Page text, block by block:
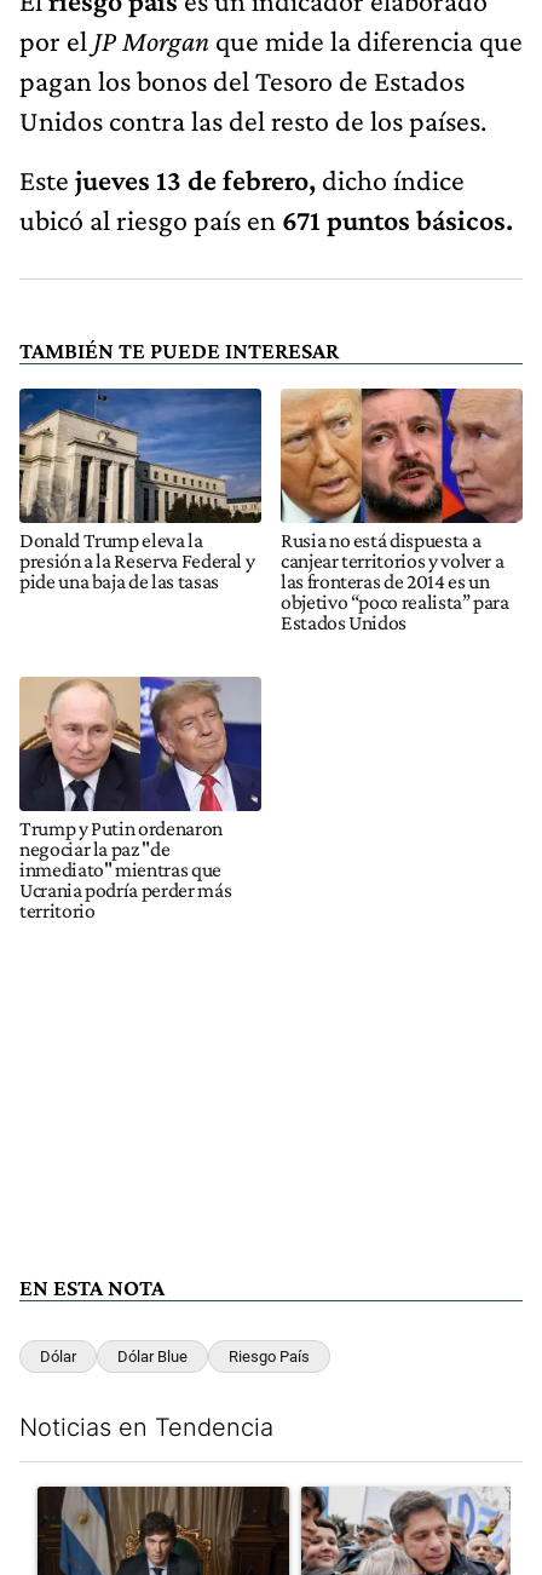
por el JP Morgan que mide la diferencia que
pagan los bonos del Tesoro de Estados
Unidos contra las del resto de los países.
Este jueves 13 de febrero, dicho índice
ubicó al riesgo país en 671 puntos básicos.
TAMBIÉN TE PUEDE INTERESAR
Donald Trump eleva la
presión a la Reserva Federal y
pide una baja de las tasas
Rusia no está dispuesta a
canjear territorios y volver a
las fronteras de 2014 es un
objetivo “poco realista” para
Estados Unidos
Trump y Putin ordenaron
negociar la paz "de
inmediato" mientras que
Ucrania podría perder más
territorio
EN ESTA NOTA
Dólar Dólar Blue Riesgo País
Noticias en Tendencia
Un artículo de tendencia con el título "Milei, listo para 'atajar'
Un artículo de tendencia con